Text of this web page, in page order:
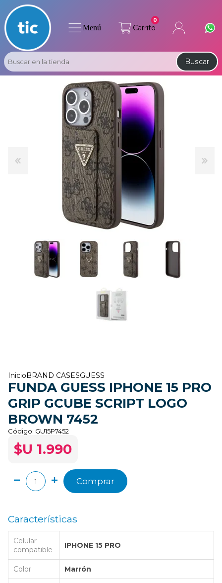
Carrito
0
Buscar
Menú
Inicio BRAND CASESGUESS
FUNDA GUESS IPHONE 15 PRO
GRIP GCUBE SCRIPT LOGO
BROWN 7452
Código: GU15P7452
$U 1.990
Comprar
Características
Celular
compatible
IPHONE 15 PRO
Color Marrón